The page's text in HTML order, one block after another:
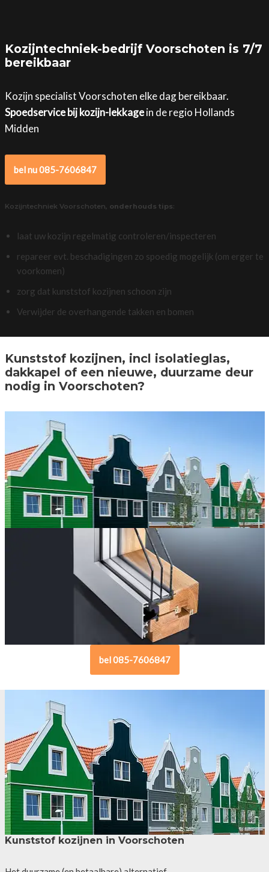
Kozijntechniek-bedrijf Voorschoten is 7/7
bereikbaar
Kozijn specialist Voorschoten elke dag bereikbaar.
Spoedservice bij kozijn-lekkagein de regio Hollands
Midden
bel nu 085-7606847
Kozijntechniek Voorschoten, onderhouds tips:
laat uw kozijn regelmatig controleren/inspecteren
repareer evt. beschadigingen zo spoedig mogelijk (om erger te
voorkomen)
zorg dat kunststof kozijnen schoon zijn
Verwijder de overhangende takken en bomen
Kunststof kozijnen, incl isolatieglas,
dakkapel of een nieuwe, duurzame deur
nodig in Voorschoten?
bel 085-7606847
Kunststof kozijnen in Voorschoten